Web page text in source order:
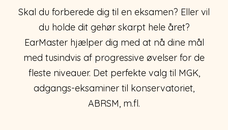
Skal du forberede dig til en eksamen? Eller vil
du holde dit gehør skarpt hele året?
EarMaster hjælper dig med at nå dine mål
med tusindvis af progressive øvelser for de
fleste niveauer. Det perfekte valg til MGK,
adgangs-eksaminer til konservatoriet,
ABRSM, m.fl.